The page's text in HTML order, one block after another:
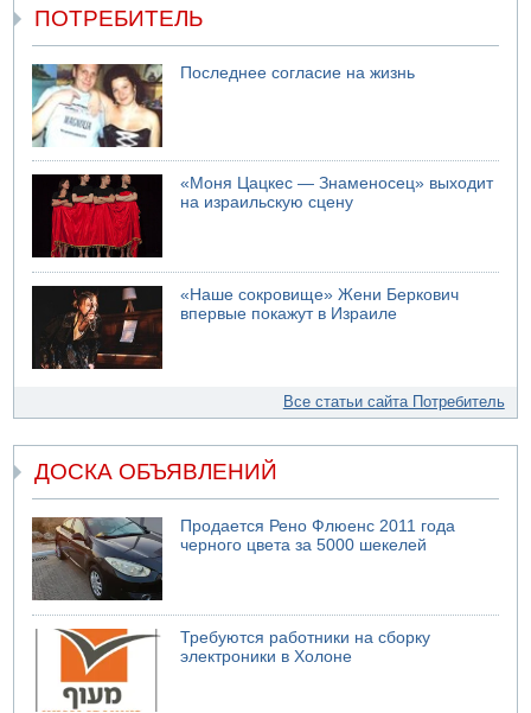
ПОТРЕБИТЕЛЬ
Последнее согласие на жизнь
«Моня Цацкес — Знаменосец» выходит
на израильскую сцену
«Наше сокровище» Жени Беркович
впервые покажут в Израиле
Все статьи сайта Потребитель
ДОСКА ОБЪЯВЛЕНИЙ
Продается Рено Флюенс 2011 года
черного цвета за 5000 шекелей
Требуются работники на сборку
электроники в Холоне